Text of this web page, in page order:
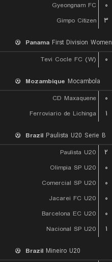
Gyeongnam FC ۰
Gimpo Citizen
۳
Panama First Division Women
Tevi Cocle FC (W)
۰
Mozambique Mocambola
CD Maxaquene
۰
Ferroviario de Lichinga
۱
Brazil Paulista U20 Serie B
Paulista U20
۲
Olimpia SP U20
۰
Comercial SP U20
۰
Jacarei FC U20
۰
Barcelona EC U20
۰
Nacional SP U20
۱
Brazil Mineiro U20